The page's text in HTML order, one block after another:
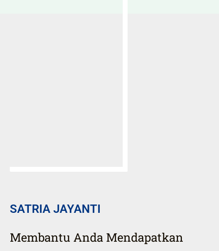
SATRIA JAYANTI
Membantu Anda Mendapatkan